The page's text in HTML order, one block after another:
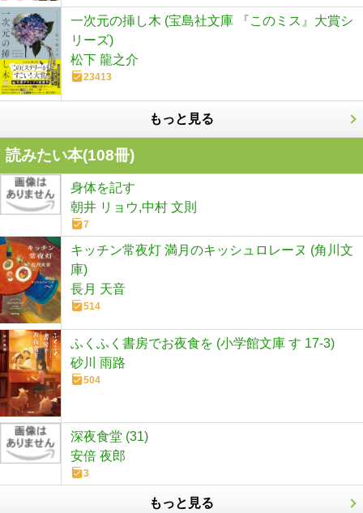
一次元の挿し木 (宝島社文庫 『このミス』大賞シ
リーズ)
松下 龍之介
23413
もっと見る
読みたい本(108冊)
身体を記す
朝井 リョウ,中村 文則
7
キッチン常夜灯 満月のキッシュロレーヌ (角川文
庫)
長月 天音
514
ふくふく書房でお夜食を (小学館文庫 す 17-3)
砂川 雨路
504
深夜食堂 (31)
安倍 夜郎
3
もっと見る